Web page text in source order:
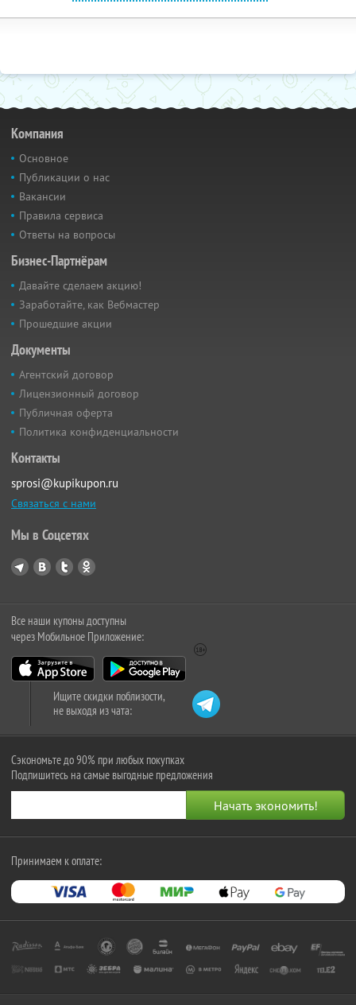
Компания
Основное
Публикации о нас
Вакансии
Правила сервиса
Ответы на вопросы
Бизнес-Партнёрам
Давайте сделаем акцию!
Заработайте, как Вебмастер
Прошедшие акции
Документы
Агентский договор
Лицензионный договор
Публичная оферта
Политика конфиденциальности
Контакты
sprosi@kupikupon.ru
Связаться с нами
Мы в Соцсетях
Все наши купоны доступны
через Мобильное Приложение:
Ищите скидки поблизости,
не выходя из чата:
Сэкономьте до 90% при любых покупках
Подпишитесь на самые выгодные предложения
Принимаем к оплате: